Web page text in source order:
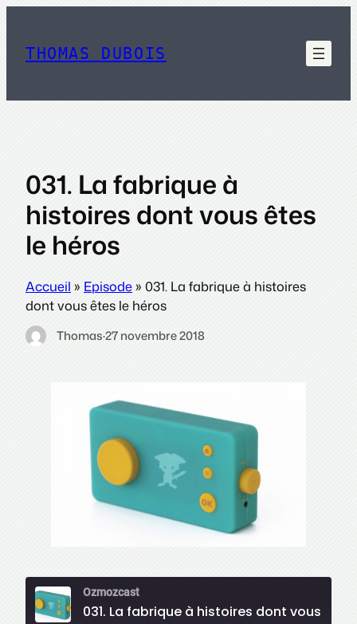
contenu
THOMAS DUBOIS
031. La fabrique à
histoires dont vous êtes
le héros
Accueil » Episode» 031. La fabrique à histoires
dont vous êtes le héros
Thomas·27 novembre 2018
Ozmozcast